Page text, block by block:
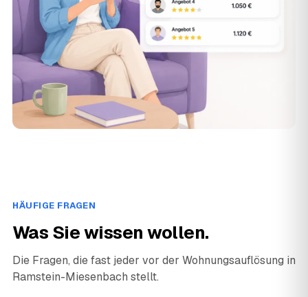
HÄUFIGE FRAGEN
Was Sie wissen wollen.
Die Fragen, die fast jeder vor der Wohnungsauflösung in
Ramstein-Miesenbach stellt.